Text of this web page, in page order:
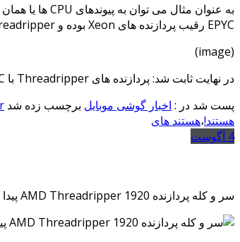
EPYC رقیب پردازنده های Xeon بوده و Threadripper ها نیز با پردازنده های Core-X به رقابت می پردازند. اینتل در حال حاضر با حواشی امنیتی سنگین دست و پنجه نرم می کند.
(image)
در نهایت ثابت شد: پردازنده های Threadripper با AMD EPYC متفاوت هستند!
پست شد در : اخبار گوشی موبایل برچسب زده شد
هستند!،هستند های
4 آگوست
سر و کله پردازنده AMD Threadripper 1920 پیدا شد!